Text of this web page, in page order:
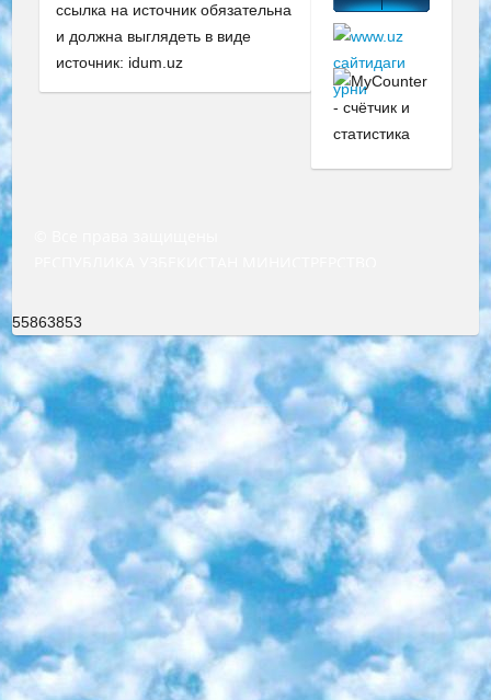
ссылка на источник обязательна
и должна выглядеть в виде
источник: idum.uz
55863853